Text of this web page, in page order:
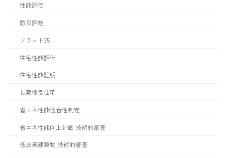
性能評価
防災評定
フラット35
住宅性能評価
住宅性能証明
長期優良住宅
省エネ性能適合性判定
省エネ性能向上計画 技術的審査
低炭素建築物 技術的審査